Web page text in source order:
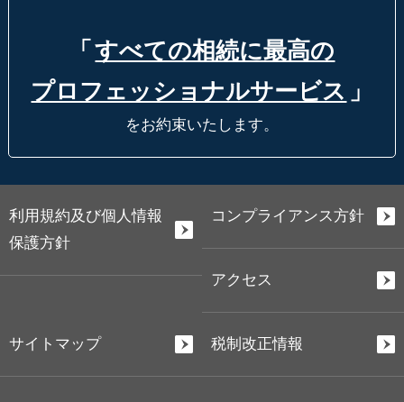
「 すべての相続に最高の
プロフェッショナルサービス 」
をお約束いたします。
利用規約及び個人情報
保護方針
コンプライアンス方針
アクセス
サイトマップ 税制改正情報